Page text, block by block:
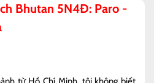
Bhutan 5N4Đ: Paro -